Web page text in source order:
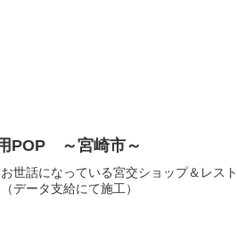
POP ～宮崎市～
世話になっている宮交ショップ＆レス
データ支給にて施工）